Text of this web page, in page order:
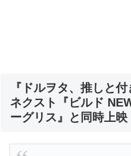
『ドルヲタ、推しと
ネクスト『ビルド
ーグリス』と同時上映